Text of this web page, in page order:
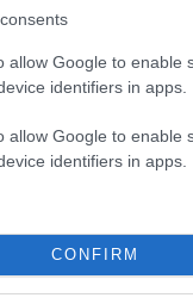
allow Google to enable
identifiers in apps.
allow Google to enable
identifiers in apps.
CONFIRM
ΑΠΕ/